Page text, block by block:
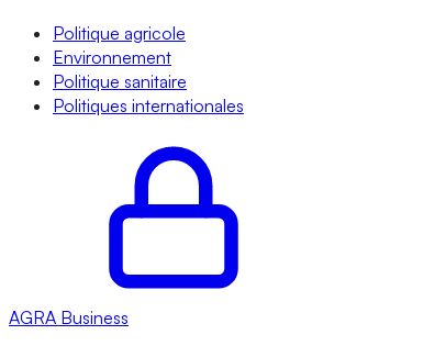
Politique agricole
Environnement
Politique sanitaire
Politiques internationales
AGRA Business